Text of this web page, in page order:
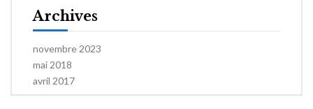
Archives
novembre 2023
mai 2018
avril 2017